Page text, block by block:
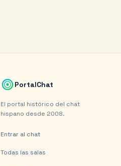
PortalChat
El portal histórico del chat
hispano desde 2008.
Entrar al chat
Todas las salas